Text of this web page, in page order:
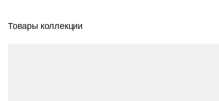
Товары коллекции